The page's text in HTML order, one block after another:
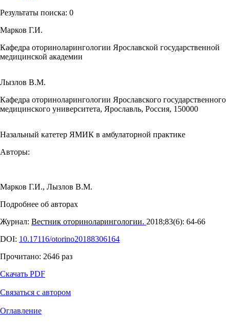
Результаты поиска: 0
Марков Г.И.
Кафедра оториноларингологии Ярославской государственной
медицинской академии
Лызлов В.М.
Кафедра оториноларингологии Ярославского государственного
медицинского университета, Ярославль, Россия, 150000
Назальный катетер ЯМИК в амбулаторной практике
Авторы:
Марков Г.И., Лызлов В.М.
Подробнее об авторах
Журнал: Вестник оториноларингологии. 2018;83(6): 64‑66
DOI: 10.17116/otorino20188306164
Прочитано: 2646 раз
Скачать PDF
Связаться с автором
Оглавление